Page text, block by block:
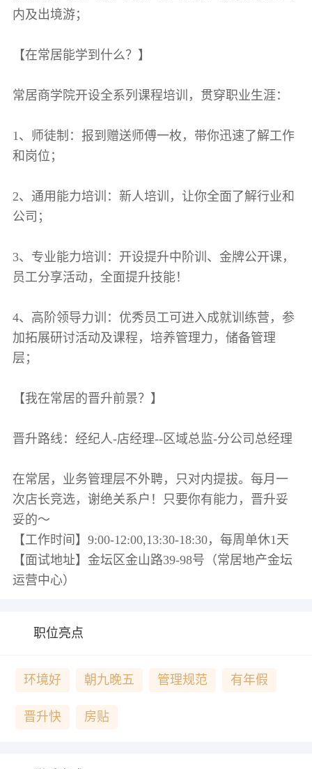
内及出境游；
【在常居能学到什么？】
常居商学院开设全系列课程培训，贯穿职业生涯：
1、师徒制：报到赠送师傅一枚，带你迅速了解工作
和岗位；
2、通用能力培训：新人培训，让你全面了解行业和
公司；
3、专业能力培训：开设提升中阶训、金牌公开课，
员工分享活动，全面提升技能！
4、高阶领导力训：优秀员工可进入成就训练营，参
加拓展研讨活动及课程，培养管理力，储备管理
层；
【我在常居的晋升前景？】
晋升路线：经纪人-店经理--区域总监-分公司总经理
在常居，业务管理层不外聘，只对内提拔。每月一
次店长竞选，谢绝关系户！只要你有能力，晋升妥
妥的～
【工作时间】9:00-12:00,13:30-18:30，每周单休1天
【面试地址】金坛区金山路39-98号（常居地产金坛
职位亮点
环境好 朝九晚五 管理规范 有年假
晋升快 房贴